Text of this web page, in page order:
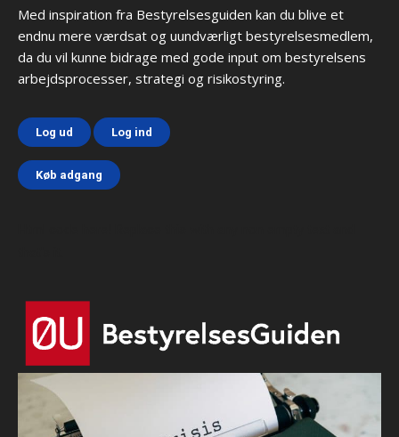
Med inspiration fra Bestyrelsesguiden kan du blive et
endnu mere værdsat og uundværligt bestyrelsesmedlem,
da du vil kunne bidrage med gode input om bestyrelsens
arbejdsprocesser, strategi og risikostyring.
Log ud Log ind
Køb adgang